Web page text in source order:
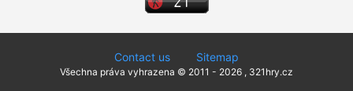
Contact us Sitemap
Všechna práva vyhrazena © 2011 - 2026 , 321hry.cz